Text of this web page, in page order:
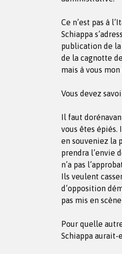
Ce n’est pas à
Schiappa
publication de
de la cagnotte
mais à vous
Vous devez
Il faut
vous êtes épiés.
en souveniez la
prendra l’envie
n’a pas
Ils veulent
d’opposition
pas mis en
Pour quelle
Schiappa aurait-